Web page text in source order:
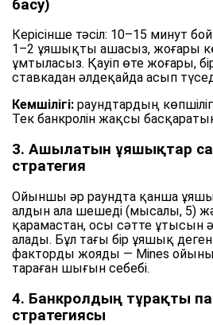
басу)
Керісінше тәсіл: 10–15 минут
1–2 ұяшықты ашасыз, жоғары
ұмтыласыз. Қауіп өте жоғары,
ставкадан әлдеқайда асып
Кемшілігі: раундтардың
Тек банкролін жақсы
3. Ашылатын ұяшықтар
стратегия
Ойыншы әр раундта қанша
алдын ала шешеді (мысалы, 5)
қарамастан, осы сәтте
алады. Бұл тағы бір ұяшық
факторды жояды — Mines
тараған шығын себебі.
4. Банкролдың тұрақты
стратегиясы